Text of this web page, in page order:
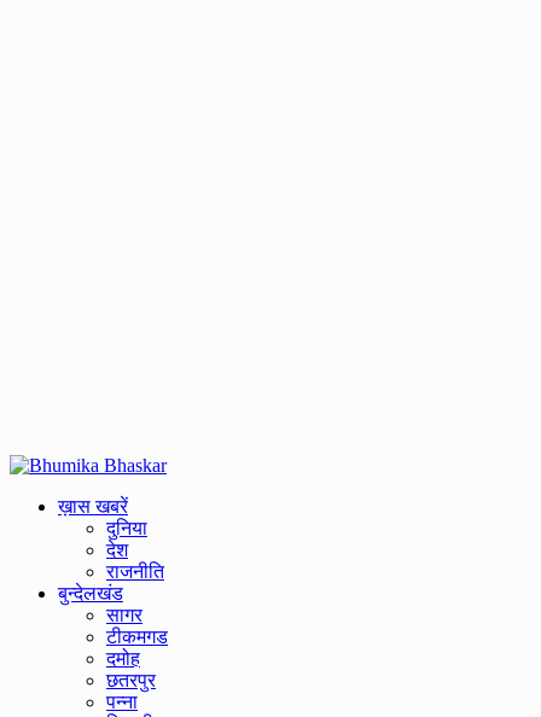
Primary
ख़ास खबरें
दुनिया
देश
राजनीति
बुन्देलखंड
सागर
टीकमगड
दमोह
छतरपुर
पन्ना